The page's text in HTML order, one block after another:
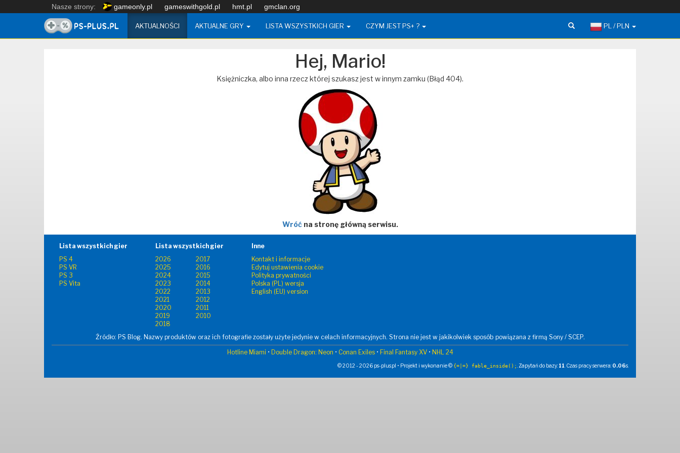
Nasze strony: gameonly.pl gameswithgold.pl hmt.pl gmclan.org
AKTUALNOŚCI AKTUALNE GRY LISTA WSZYSTKICH GIER CZYM JEST PS+ ? PL / PLN
Hej, Mario!
Księżniczka, albo inna rzecz której szukasz jest w innym zamku (Błąd 404).
Wróćna stronę główną serwisu.
Lista wszystkich gier
PS 4
PS VR
PS 3
PS Vita
Lista wszystkich gier
2026
2017
2025
2016
2024
2015
2023
2014
2022
2013
2021
2012
2020
2011
2019
2010
2018
Inne
Kontakt i informacje
Edytuj ustawienia cookie
Polityka prywatności
Polska (PL) wersja
English (EU) version
Źródło: PS Blog. Nazwy produktów oraz ich fotografie zostały użyte jedynie w celach informacyjnych. Strona nie jest w jakikolwiek sposób powiązana z firmą Sony / SCEP.
Hotline Miami • Double Dragon: Neon • Conan Exiles• Final Fantasy XV• NHL 24
© 2012 - 2026 ps-plus.pl • Projekt i wykonanie © {=|=} fable_inside();. Zapytań do bazy: 11. Czas pracy serwera: 0.06s.